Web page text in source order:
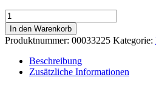
Helmut
-
hellgrau
Menge
In den Warenkorb
Produktnummer: 00033225 Kategorie:
Beschreibung
Zusätzliche Informationen